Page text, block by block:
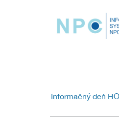
Informačný deň